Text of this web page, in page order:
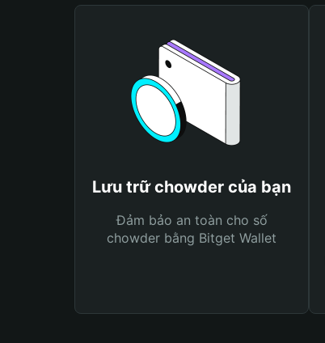
Lưu trữ chowder của bạn
Đảm bảo an toàn cho số
chowder bằng Bitget Wallet